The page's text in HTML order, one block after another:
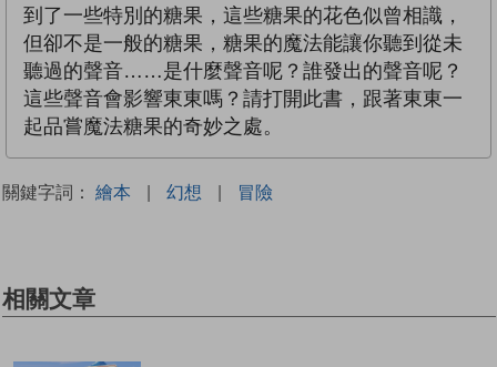
到了一些特別的糖果，這些糖果的花色似曾相識，
但卻不是一般的糖果，糖果的魔法能讓你聽到從未
聽過的聲音……是什麼聲音呢？誰發出的聲音呢？
這些聲音會影響東東嗎？請打開此書，跟著東東一
起品嘗魔法糖果的奇妙之處。
關鍵字詞： 繪本 | 幻想 | 冒險
相關文章